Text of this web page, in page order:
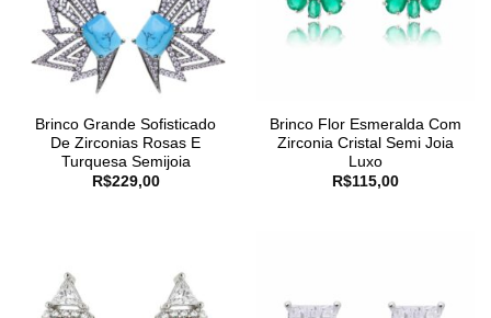
Brinco Grande Sofisticado
De Zirconias Rosas E
Turquesa Semijoia
R$229,00
Brinco Flor Esmeralda Com
Zirconia Cristal Semi Joia
Luxo
R$115,00